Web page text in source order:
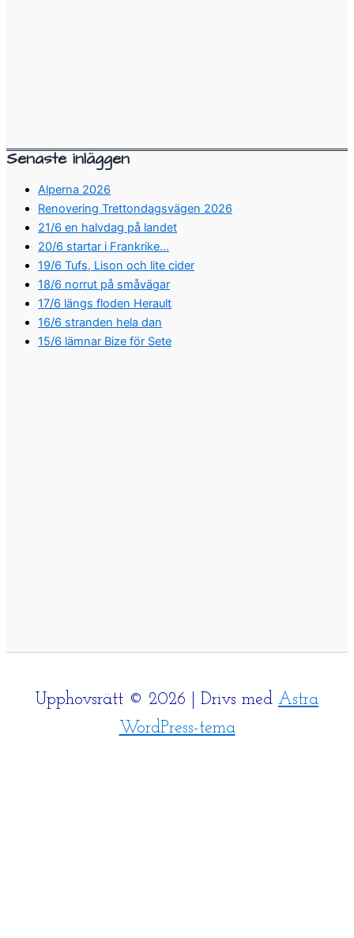
Senaste inläggen
Alperna 2026
Renovering Trettondagsvägen 2026
21/6 en halvdag på landet
20/6 startar i Frankrike…
19/6 Tufs, Lison och lite cider
18/6 norrut på småvägar
17/6 längs floden Herault
16/6 stranden hela dan
15/6 lämnar Bize för Sete
Upphovsrätt © 2026 | Drivs med Astra
WordPress-tema